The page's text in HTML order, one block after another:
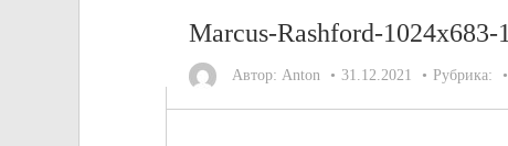
Marcus-Rashford-1024x683-1
Автор: Anton 31.12.2021 Рубрика: